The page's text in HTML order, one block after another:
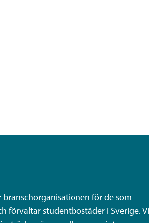
för de som
förvaltar studentbostäder i Sverige. Vi